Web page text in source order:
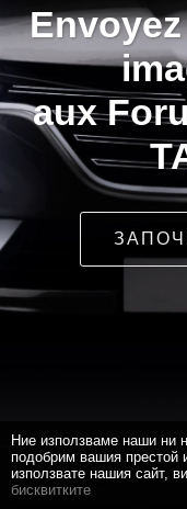
aux
Ние използваме наши ни
подобрим вашия престой
използвате нашия сайт,
бисквитките